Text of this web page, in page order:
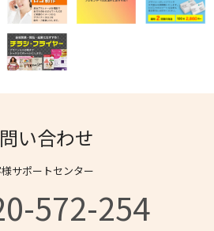
い合わせ
サポートセンター
572-254